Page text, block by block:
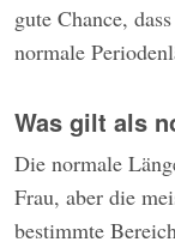
gute Chance,
normale
Was gilt als
Die normale
Frau, aber die
bestimmte